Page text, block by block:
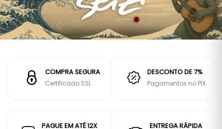
COMPRA SEGURA
Certificado SSL
DESCONTO DE 7%
Pagamentos no PIX
PAGUE EM ATÉ 12X ENTREGA RÁPIDA